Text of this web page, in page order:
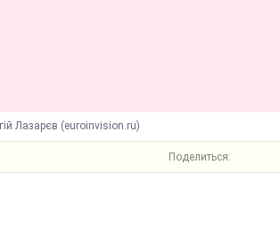
Лазарєв (euroinvision.ru)
Поделиться: